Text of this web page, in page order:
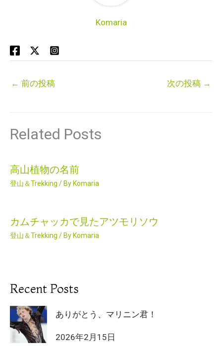
Komaria
← 前の投稿 次の投稿 →
Related Posts
高山植物の名前
登山＆Trekking / By Komaria
カムチャッカで見たアツモリソウ
登山＆Trekking / By Komaria
Recent Posts
ありがとう、マリニン君！
2026年2月15日